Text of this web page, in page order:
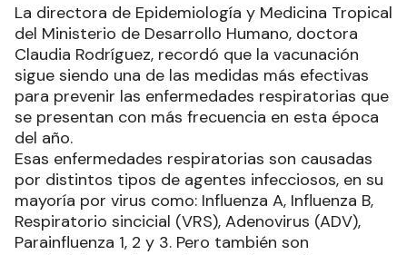
La directora de Epidemiología y Medicina Tropical
del Ministerio de Desarrollo Humano, doctora
Claudia Rodríguez, recordó que la vacunación
sigue siendo una de las medidas más efectivas
para prevenir las enfermedades respiratorias que
se presentan con más frecuencia en esta época
del año.
Esas enfermedades respiratorias son causadas
por distintos tipos de agentes infecciosos, en su
mayoría por virus como: Influenza A, Influenza B,
Respiratorio sincicial (VRS), Adenovirus (ADV),
Parainfluenza 1, 2 y 3. Pero también son